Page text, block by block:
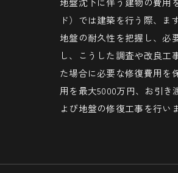
ド）では建築を行う際、
地盤の耐久性を把握し、必
し、こうした調査や改良工
た場合に必要な修復費用を
用を最大5000万円、お引き
よび地盤の修復工事を行い